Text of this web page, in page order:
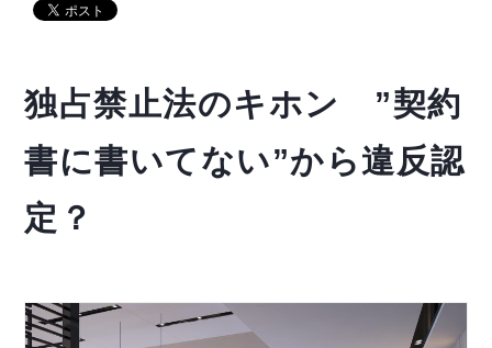
独占禁止法のキホン ”契約
書に書いてない”から違反認
定？